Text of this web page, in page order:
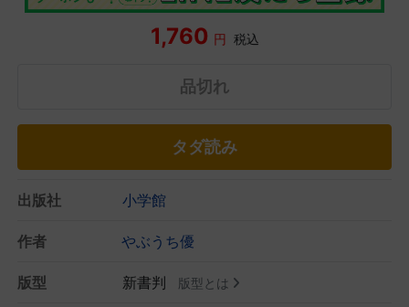
1,760 円 税込
品切れ
タダ読み
出版社 小学館
作者 やぶうち優
版型 新書判 版型とは